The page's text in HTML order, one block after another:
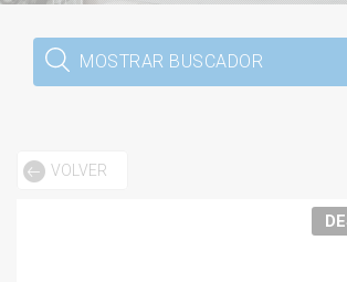
MOSTRAR BUSCADOR
VOLVER